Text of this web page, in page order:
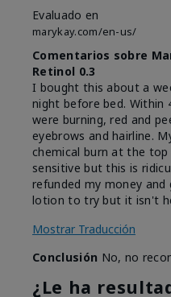
Evaluado en
marykay.com/en-us/
Comentarios sobre
Retinol 0.3
I bought this about a
night before bed. Within
were burning, red and
eyebrows and hairline.
chemical burn at the
sensitive but this is
refunded my money
lotion to try but it isn't
Mostrar Traducción
Conclusión No, no
¿Le ha